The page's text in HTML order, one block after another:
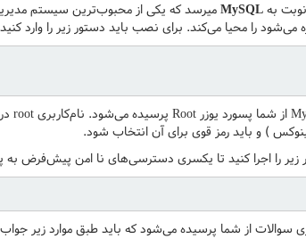
به MySQL
می‌شود را محیا می‌کند. برای نصب باید دستور زیر را وارد کنید
) و باید رمز قوی برای آن انتخاب شود.
زیر را اجرا کنید تا یکسری دسترسی‌های نا امن پیش‌فرض به
سوالات از شما پرسیده می‌شود که باید طبق موارد زیر